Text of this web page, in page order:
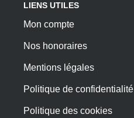
LIENS UTILES
Mon compte
Nos honoraires
Mentions légales
Politique de confidentialité
Politique des cookies